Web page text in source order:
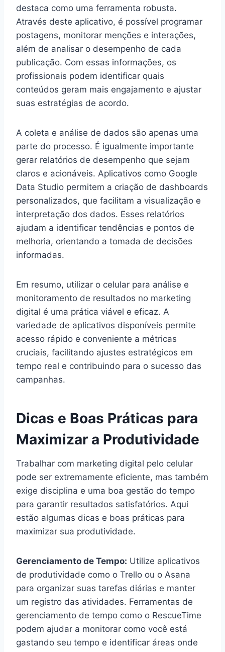
destaca como uma ferramenta robusta.
Através deste aplicativo, é possível programar
postagens, monitorar menções e interações,
além de analisar o desempenho de cada
publicação. Com essas informações, os
profissionais podem identificar quais
conteúdos geram mais engajamento e ajustar
suas estratégias de acordo.
A coleta e análise de dados são apenas uma
parte do processo. É igualmente importante
gerar relatórios de desempenho que sejam
claros e acionáveis. Aplicativos como Google
Data Studio permitem a criação de dashboards
personalizados, que facilitam a visualização e
interpretação dos dados. Esses relatórios
ajudam a identificar tendências e pontos de
melhoria, orientando a tomada de decisões
informadas.
Em resumo, utilizar o celular para análise e
monitoramento de resultados no marketing
digital é uma prática viável e eficaz. A
variedade de aplicativos disponíveis permite
acesso rápido e conveniente a métricas
cruciais, facilitando ajustes estratégicos em
tempo real e contribuindo para o sucesso das
campanhas.
Dicas e Boas Práticas para
Maximizar a Produtividade
Trabalhar com marketing digital pelo celular
pode ser extremamente eficiente, mas também
exige disciplina e uma boa gestão do tempo
para garantir resultados satisfatórios. Aqui
estão algumas dicas e boas práticas para
maximizar sua produtividade.
Gerenciamento de Tempo: Utilize aplicativos
de produtividade como o Trello ou o Asana
para organizar suas tarefas diárias e manter
um registro das atividades. Ferramentas de
gerenciamento de tempo como o RescueTime
podem ajudar a monitorar como você está
gastando seu tempo e identificar áreas onde